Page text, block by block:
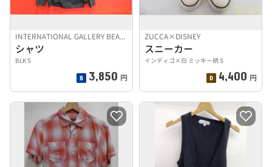
INTERNATIONAL GALLERY BEAMS
シャツ
BLK S
3,850 円
ZUCCA×DISNEY
スニーカー
インディゴ×白 ミッキー柄 S
4,400 円